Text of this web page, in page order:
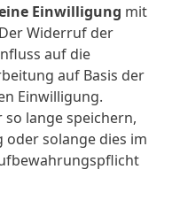
Einwilligung mit
Widerruf der
auf die
auf Basis der
Einwilligung.
lange speichern,
solange dies im